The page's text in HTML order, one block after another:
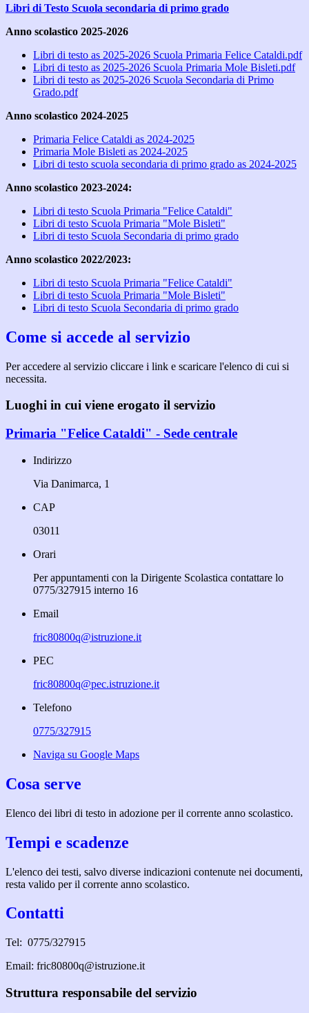
Libri di Testo Scuola secondaria di primo grado
Anno scolastico 2025-2026
Libri di testo as 2025-2026 Scuola Primaria Felice Cataldi.pdf
Libri di testo as 2025-2026 Scuola Primaria Mole Bisleti.pdf
Libri di testo as 2025-2026 Scuola Secondaria di Primo
Grado.pdf
Anno scolastico 2024-2025
Primaria Felice Cataldi as 2024-2025
Primaria Mole Bisleti as 2024-2025
Libri di testo scuola secondaria di primo grado as 2024-2025
Anno scolastico 2023-2024:
Libri di testo Scuola Primaria "Felice Cataldi"
Libri di testo Scuola Primaria "Mole Bisleti"
Libri di testo Scuola Secondaria di primo grado
Anno scolastico 2022/2023:
Libri di testo Scuola Primaria "Felice Cataldi"
Libri di testo Scuola Primaria "Mole Bisleti"
Libri di testo Scuola Secondaria di primo grado
Come si accede al servizio
Per accedere al servizio cliccare i link e scaricare l'elenco di cui si
necessita.
Luoghi in cui viene erogato il servizio
Primaria "Felice Cataldi" - Sede centrale
Indirizzo
Via Danimarca, 1
CAP
03011
Orari
Per appuntamenti con la Dirigente Scolastica contattare lo
0775/327915 interno 16
Email
fric80800q@istruzione.it
PEC
fric80800q@pec.istruzione.it
Telefono
0775/327915
Naviga su Google Maps
Cosa serve
Elenco dei libri di testo in adozione per il corrente anno scolastico.
Tempi e scadenze
L'elenco dei testi, salvo diverse indicazioni contenute nei documenti,
resta valido per il corrente anno scolastico.
Contatti
Tel: 0775/327915
Email: fric80800q@istruzione.it
Struttura responsabile del servizio